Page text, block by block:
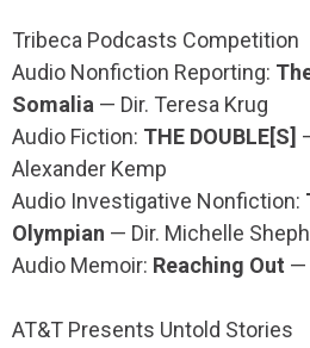
Tribeca Podcasts Competition
Audio Nonfiction Reporting:
Somalia — Dir. Teresa Krug
Audio Fiction: THE DOUBLE[S]
Alexander Kemp
Audio Investigative Nonfiction:
Olympian — Dir. Michelle
Audio Memoir: Reaching Out —
AT&T Presents Untold Stories